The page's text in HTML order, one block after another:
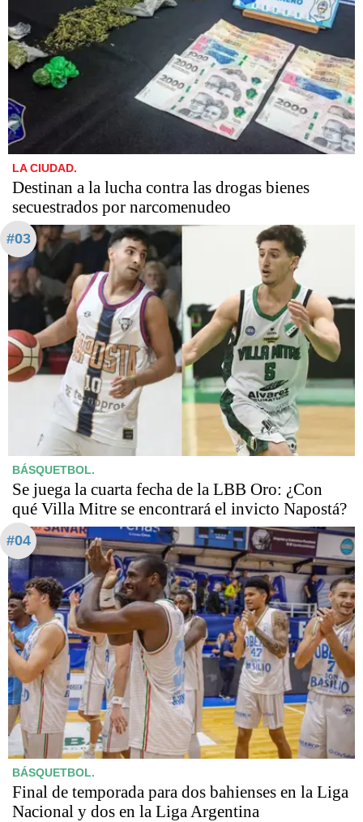
LA CIUDAD.
Destinan a la lucha contra las drogas bienes
secuestrados por narcomenudeo
#03
BÁSQUETBOL.
Se juega la cuarta fecha de la LBB Oro: ¿Con
qué Villa Mitre se encontrará el invicto Napostá?
#04
BÁSQUETBOL.
Final de temporada para dos bahienses en la Liga
Nacional y dos en la Liga Argentina